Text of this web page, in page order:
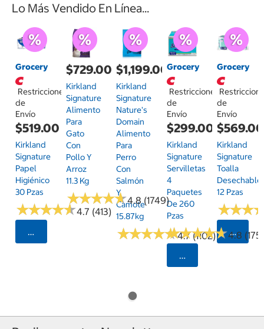
Lo Más Vendido En Línea...
Grocery
Restricciones
de
Envío
$519.00
Kirkland
Signature
Papel
Higiénico
30 Pzas
★★★★★
★★★★★4.7 (413)
Seleccionar Código Postal
$729.00
Kirkland
Signature
Alimento
Para
Gato
Con
Pollo Y
Arroz
11.3 Kg
★★★★★
★★★★★4.8 (1749)
$1,199.00
Kirkland
Signature
Nature's
Domain
Alimento
Para
Perro
Con
Salmón
Y
Camote
15.87kg
★★★★★
★★★★★4.7 (1102)
Grocery
Restricciones
de
Envío
$299.00
Kirkland
Signature
Servilletas
4
Paquetes
De 260
Pzas
★★★★★
★★★★★4.8 (175)
Seleccionar
Grocery
de
Envío
$569.00
Kirkland
Signature
Toalla
Desechable
12 Pzas
★★★
★★★